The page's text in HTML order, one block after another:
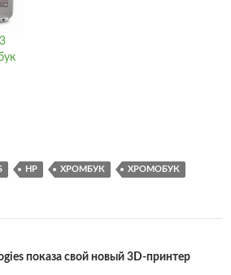
HP ХРОМБУК ХРОМОБУК
показа свой новый 3D-принтер